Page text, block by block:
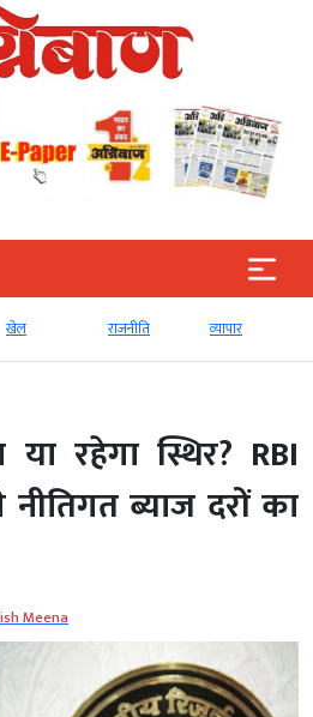
खेल राजनीति व्‍यापार
या रहेगा स्थिर? RBI
ब्याज दरों का
Meena